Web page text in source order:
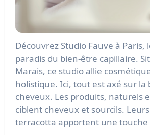
Découvrez Studio Fauve à Paris,
paradis du bien-être capillaire.
Marais, ce studio allie
holistique. Ici, tout est axé sur la
cheveux. Les produits, naturels
ciblent cheveux et sourcils.
terracotta apportent une touche